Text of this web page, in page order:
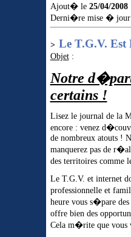
Ajout� le 25/04/2008
Derni�re mise �
> Le T.G.V.
Objet:
Notre
certains !
Lisez le journal de la
encore : venez
de nombreux atouts !
manquerez pas de
des territoires comme
Le T.G.V. et internet
professionnelle et
heure vous s�pare
offre bien des
Cela m�rite que vous